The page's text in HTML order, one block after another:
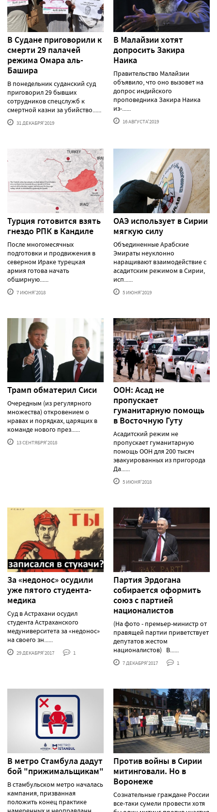
В Судане приговорили к
смерти 29 палачей
режима Омара аль-
Башира
В понедельник суданский суд
приговорил 29 бывших
сотрудников спецслужб к
смертной казни за убийство......
31 ДЕКАБРЯ'2019
В Малайзии хотят
допросить Закира
Наика
Правительство Малайзии
объявило, что оно вызовет на
допрос индийского
проповедника Закира Наика
из-......
16 АВГУСТА'2019
Турция готовится взять
гнездо РПК в Кандиле
После многомесячных
подготовки и продвижения в
северном Ираке турецкая
армия готова начать
обширную......
7 ИЮНЯ'2018
ОАЭ использует в Сирии
мягкую силу
Объединенные Арабские
Эмираты неуклонно
наращивают взаимодействие с
асадитским режимом в Сирии,
исп......
5 ИЮНЯ'2019
Трамп обматерил Сиси
Очередным (из регулярного
множества) откровением о
нравах и порядках, царящих в
команде нового през......
13 СЕНТЯБРЯ'2018
ООН: Асад не
пропускает
гуманитарную помощь
в Восточную Гуту
Асадитский режим не
пропускает гуманитарную
помощь ООН для 200 тысяч
эвакуированных из пригорода
Да......
5 ИЮНЯ'2018
За «недонос» осудили
уже пятого студента-
медика
Суд в Астрахани осудил
студента Астраханского
медуниверситета за «недонос»
на своего зн......
29 ДЕКАБРЯ'2017 1
Партия Эрдогана
собирается оформить
союз с партией
националистов
(На фото - премьер-министр от
правящей партии приветствует
депутатов жестом
националистов) В......
7 ДЕКАБРЯ'2017 1
В метро Стамбула дадут
бой "прижимальщикам"
В стамбульском метро началась
кампания, призванная
положить конец практике
Против войны в Сирии
митинговали. Но в
Воронеже
Сознательные граждане России
все-таки сумели провести хотя